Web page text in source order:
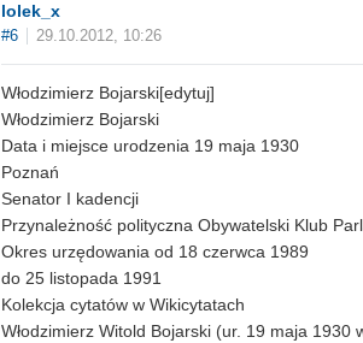
lolek_x
#6 29.10.2012, 10:26
Włodzimierz Bojarski[edytuj]
Włodzimierz Bojarski
Data i miejsce urodzenia 19 maja 1930
Poznań
Senator I kadencji
Przynależność polityczna Obywatelski Klub
Okres urzędowania od 18 czerwca 1989
do 25 listopada 1991
Kolekcja cytatów w Wikicytatach
Włodzimierz Witold Bojarski (ur. 19 maja